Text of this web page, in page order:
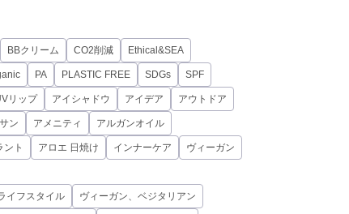
BBクリーム CO2削減 Ethical&SEA
PA PLASTIC FREE SDGs SPF
リップ アイシャドウ アイデア アウトドア
ン アメニティ アルガンオイル
ント アロエ 日焼け インナーケア ヴィーガン
イフスタイル ヴィーガン、ベジタリアン